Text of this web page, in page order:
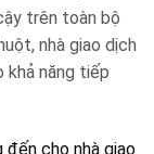
trên toàn bộ
nhà giao dịch
khả năng tiếp
đến cho nhà giao